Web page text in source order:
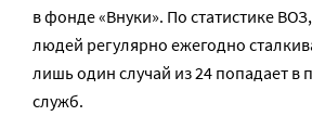
в фонде «Внуки». По статистике
людей регулярно ежегодно
лишь один случай из 24 попадает в
служб.